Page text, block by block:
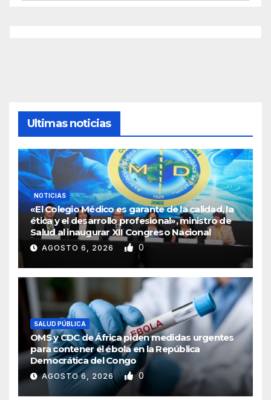
Ultimas noticias
NOTICIAS
«El Colegio Médico es garante de la calidad, la
ética y el desarrollo profesional», ministro de
Salud al inaugurar XII Congreso Nacional
AGOSTO 6, 2026 0
SALUD PÚBLICA
OMS y CDC de África piden medidas urgentes
para contener el ébola en la República
Democrática del Congo
AGOSTO 6, 2026 0